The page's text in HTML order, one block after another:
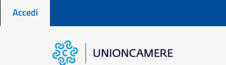
Menu profilo utente
Accedi